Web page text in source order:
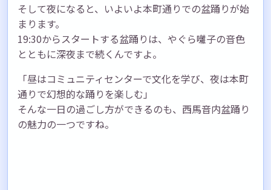
そして夜になると、いよいよ本町通りでの盆踊りが始
まります。
19:30からスタートする盆踊りは、やぐら囃子の音色
とともに深夜まで続くんですよ。
「昼はコミュニティセンターで文化を学び、夜は本町
通りで幻想的な踊りを楽しむ」
そんな一日の過ごし方ができるのも、西馬音内盆踊り
の魅力の一つですね。